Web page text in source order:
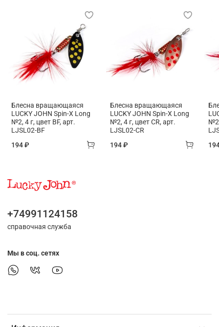
Блесна вращающаяся
LUCKY JOHN Spin-X Long
№2, 4 г, цвет BF, арт.
LJSL02-BF
194 ₽
Блесна вращающаяся
LUCKY JOHN Spin-X Long
№2, 4 г, цвет CR, арт.
LJSL02-CR
194 ₽
+74991124158
справочная служба
Мы в соц. сетях